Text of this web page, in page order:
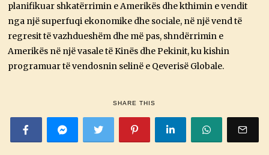
planifikuar shkatërrimin e Amerikës dhe kthimin e vendit
nga një superfuqi ekonomike dhe sociale, në një vend të
regresit të vazhdueshëm dhe më pas, shndërrimin e
Amerikës në një vasale të Kinës dhe Pekinit, ku kishin
programuar të vendosnin selinë e Qeverisë Globale.
SHARE THIS